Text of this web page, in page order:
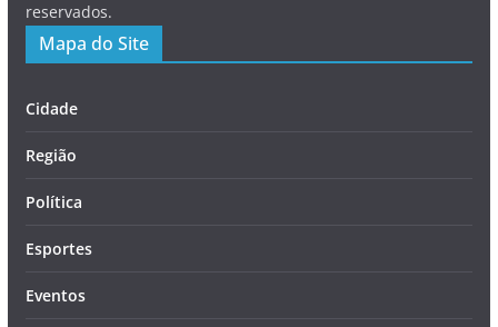
reservados.
Mapa do Site
Cidade
Região
Política
Esportes
Eventos